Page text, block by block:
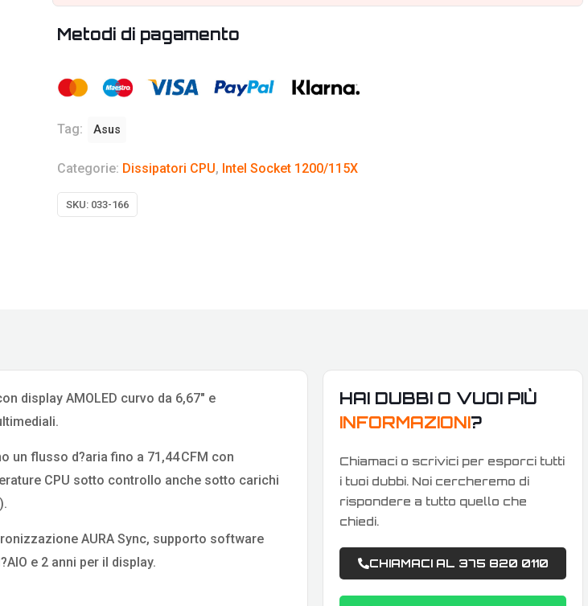
Bianco
quantità
Metodi di pagamento
Tag: Asus
Categorie: Dissipatori CPU, Intel Socket 1200/115X
SKU: 033-166
display AMOLED curvo da 6,67″ e
un flusso d?aria fino a 71,44 CFM con
CPU sotto controllo anche sotto carichi
AURA Sync, supporto software
e 2 anni per il display.
HAI DUBBI O VUOI PIÙ
INFORMAZIONI?
Chiamaci o scrivici per esporci tutti
i tuoi dubbi. Noi cercheremo di
rispondere a tutto quello che
chiedi.
CHIAMACI AL 375 820 0110